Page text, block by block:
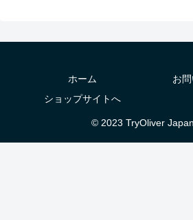
ホーム
お
ショップサイトへ
© 2023 TryOliver